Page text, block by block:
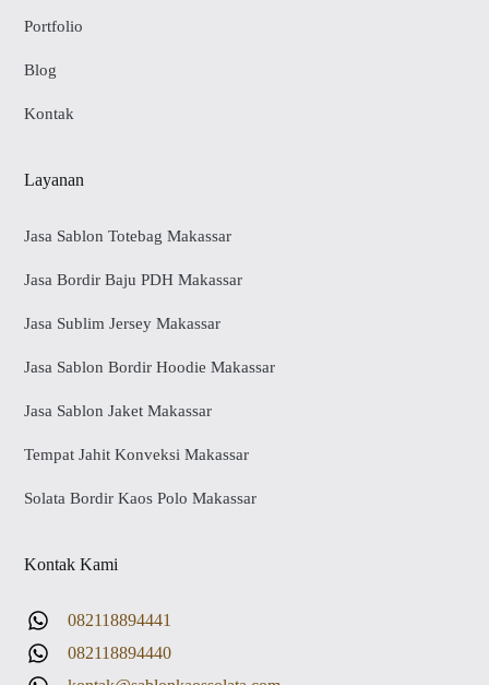
Portfolio
Blog
Kontak
Layanan
Jasa Sablon Totebag Makassar
Jasa Bordir Baju PDH Makassar
Jasa Sublim Jersey Makassar
Jasa Sablon Bordir Hoodie Makassar
Jasa Sablon Jaket Makassar
Tempat Jahit Konveksi Makassar
Solata Bordir Kaos Polo Makassar
Kontak Kami
082118894441
082118894440